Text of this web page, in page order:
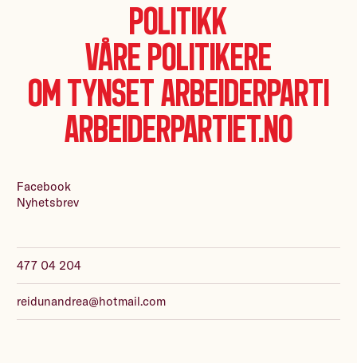
Politikk
Våre politikere
Om Tynset Arbeiderparti
Arbeiderpartiet.no
477 04 204
reidunandrea@hotmail.com
Facebook
Nyhetsbrev